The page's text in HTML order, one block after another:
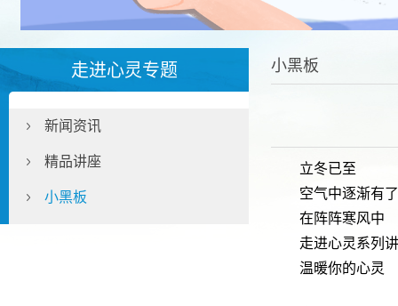
走进心灵专题
新闻资讯
精品讲座
小黑板
小黑板
立冬已至
空气中逐渐有
在阵阵寒风中
走进心灵系列
温暖你的心灵